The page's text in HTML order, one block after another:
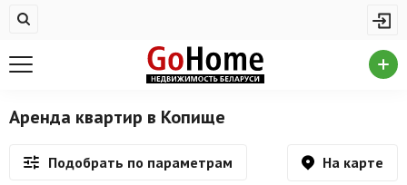
Недвижимость в Копище
На сутки
Аренда квартир в Копище
Подобрать по параметрам На карте